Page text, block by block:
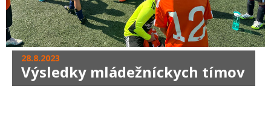
28.8.2023
Výsledky mládežníckych tímov